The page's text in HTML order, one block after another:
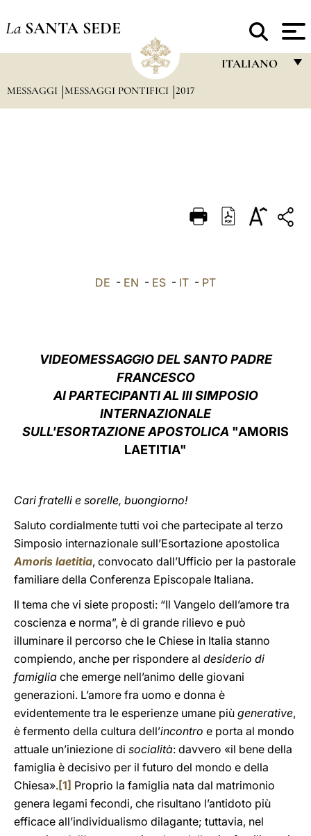
La SANTA SEDE
ITALIANO
DEUTSCH
MESSAGGI MESSAGGI PONTIFICI 2017
DE - EN - ES - IT - PT
VIDEOMESSAGGIO DEL SANTO PADRE
FRANCESCO
AI PARTECIPANTI AL III SIMPOSIO
INTERNAZIONALE
SULL'ESORTAZIONE APOSTOLICA "AMORIS
LAETITIA"
Cari fratelli e sorelle, buongiorno!
Saluto cordialmente tutti voi che partecipate al terzo
Simposio internazionale sull’Esortazione apostolica
Amoris laetitia, convocato dall’Ufficio per la pastorale
familiare della Conferenza Episcopale Italiana.
Il tema che vi siete proposti: “Il Vangelo dell’amore tra
coscienza e norma”, è di grande rilievo e può
illuminare il percorso che le Chiese in Italia stanno
compiendo, anche per rispondere al desiderio di
famiglia che emerge nell’animo delle giovani
generazioni. L’amore fra uomo e donna è
evidentemente tra le esperienze umane più generative,
è fermento della cultura dell’incontro e porta al mondo
attuale un’iniezione di socialità: davvero «il bene della
famiglia è decisivo per il futuro del mondo e della
Chiesa».[1] Proprio la famiglia nata dal matrimonio
genera legami fecondi, che risultano l’antidoto più
efficace all’individualismo dilagante; tuttavia, nel